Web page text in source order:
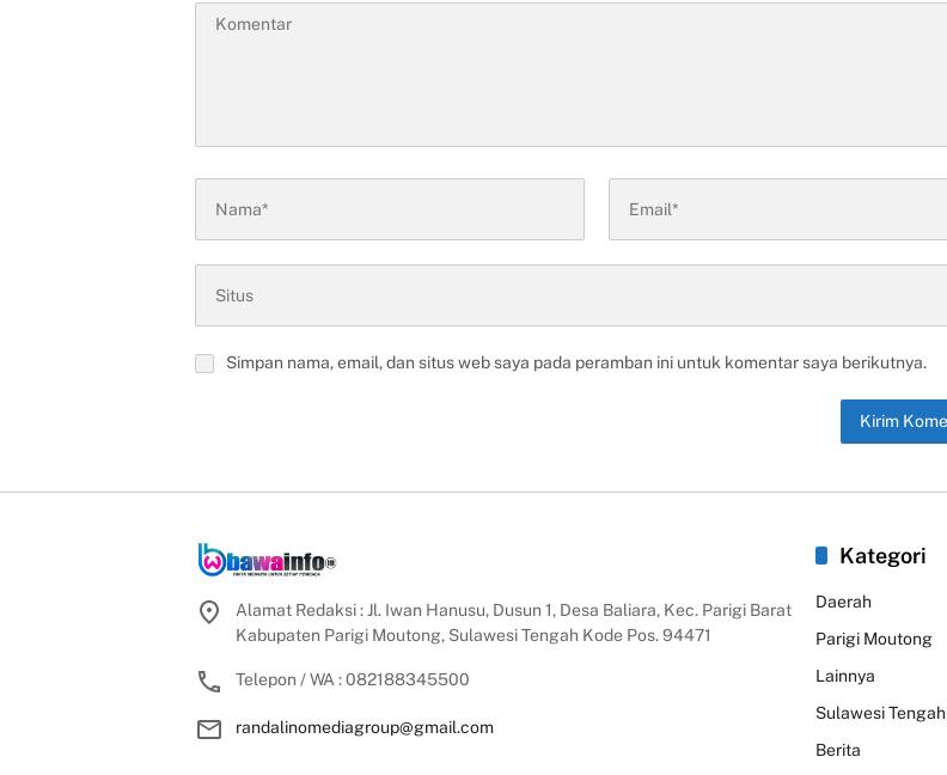
Simpan nama, email, dan situs web saya pada peramban ini untuk komentar saya berikutnya.
Alamat Redaksi : Jl. Iwan Hanusu, Dusun 1, Desa Baliara, Kec. Parigi Barat
Kabupaten Parigi Moutong, Sulawesi Tengah Kode Pos. 94471
Telepon / WA : 082188345500
randalinomediagroup@gmail.com
Kategori
Daerah
Parigi Moutong
Lainnya
Sulawesi Tengah
Berita